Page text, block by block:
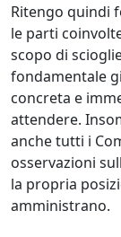
Ritengo quindi
le parti
scopo di
fondamentale
concreta e
attendere.
anche tutti i
osservazioni
la propria
amministrano.